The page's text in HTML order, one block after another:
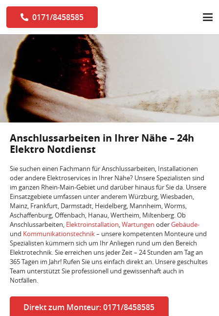
0171/8458585
Anschlussarbeiten in Ihrer Nähe – 24h
Elektro Notdienst
Sie suchen einen Fachmann für Anschlussarbeiten, Installationen
oder andere Elektroservices in Ihrer Nähe? Unsere Spezialisten sind
im ganzen Rhein-Main-Gebiet und darüber hinaus für Sie da. Unsere
Einsatzgebiete umfassen unter anderem Würzburg, Wiesbaden,
Mainz, Frankfurt, Darmstadt, Heidelberg, Mannheim, Worms,
Aschaffenburg, Offenbach, Hanau, Wertheim, Miltenberg. Ob
Anschlussarbeiten, Elektroinstallation,Wartungen oderGebäude-
und Kommunikationstechnik– unsere kompetenten Monteure und
Spezialisten kümmern sich um Ihr Anliegen rund um den Bereich
Elektrotechnik. Sie erreichen uns jeder Zeit – 24 Stunden am Tag an
365 Tagen im Jahr! Rufen Sie uns einfach direkt an. Unsere geschultes
Team unterstützt Sie professionell und gewissenhaft auch in
Notfällen.
Direkt zum Monteur: 0171/8458585